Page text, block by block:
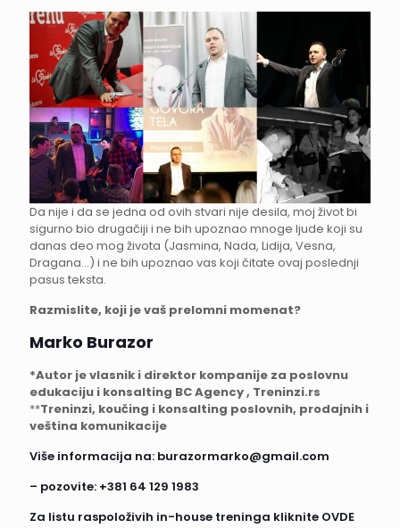
Da nije i da se jedna od ovih stvari nije desila, moj život bi
sigurno bio drugačiji i ne bih upoznao mnoge ljude koji su
danas deo mog života (Jasmina, Nada, Lidija, Vesna,
Dragana…) i ne bih upoznao vas koji čitate ovaj poslednji
pasus teksta.
Razmislite, koji je vaš prelomni momenat?
Marko Burazor
*Autor je vlasnik i direktor kompanije za poslovnu
edukaciju i konsalting BC Agency , Treninzi.rs
**Treninzi, koučing i konsalting poslovnih, prodajnih i
veština komunikacije
Više informacija na: burazormarko@gmail.com
– pozovite: +381 64 129 1983
Za listu raspoloživih in-house treninga kliknite OVDE